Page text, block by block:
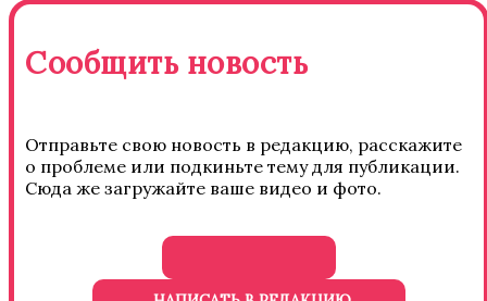
Сообщить новость
Отправьте свою новость в редакцию, расскажите
о проблеме или подкиньте тему для публикации.
Сюда же загружайте ваше видео и фото.